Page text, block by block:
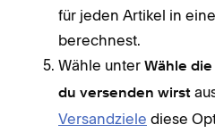
für jeden Artikel in
berechnest.
Wähle unter Wähle
du versenden wirst
Versandziele diese